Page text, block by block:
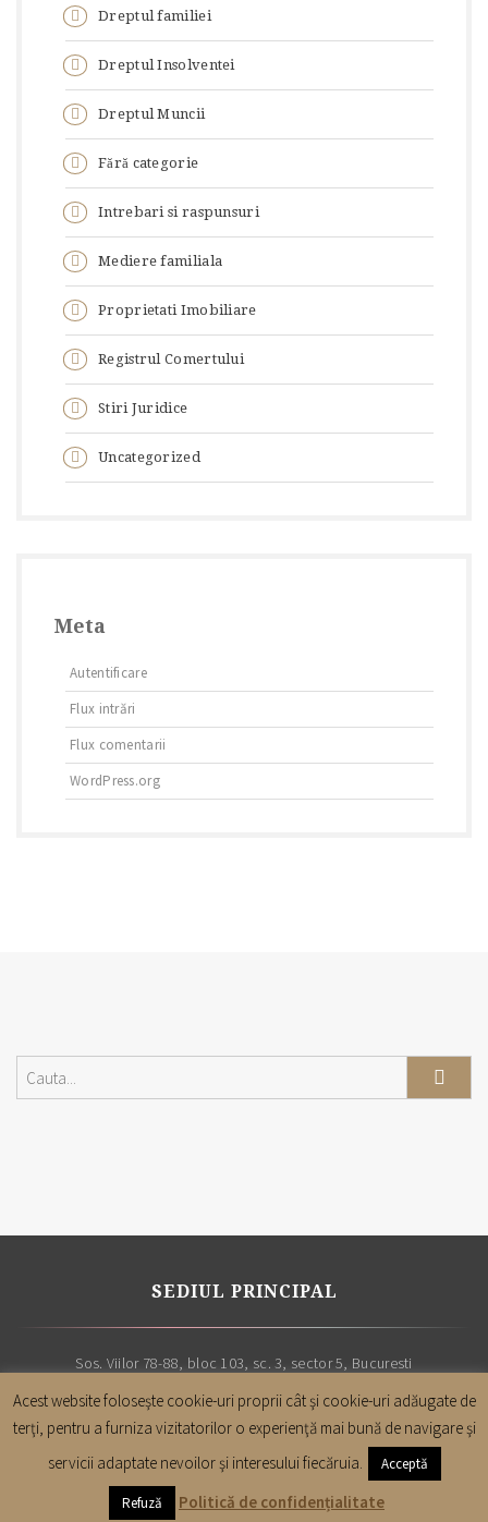
Dreptul familiei
Dreptul Insolventei
Dreptul Muncii
Fără categorie
Intrebari si raspunsuri
Mediere familiala
Proprietati Imobiliare
Registrul Comertului
Stiri Juridice
Uncategorized
Meta
Autentificare
Flux intrări
Flux comentarii
WordPress.org
SEDIUL PRINCIPAL
Sos. Viilor 78-88, bloc 103, sc. 3, sector 5, Bucuresti
Cabinet avocatura Leon & Asociatii
| Toate drepturile sunt
rezervate | 2019
Acest website foloseşte cookie-uri proprii cât şi cookie-uri adăugate de
terţi, pentru a furniza vizitatorilor o experienţă mai bună de navigare şi
servicii adaptate nevoilor şi interesului fiecăruia.
Acceptă
Refuză Politică de confidențialitate